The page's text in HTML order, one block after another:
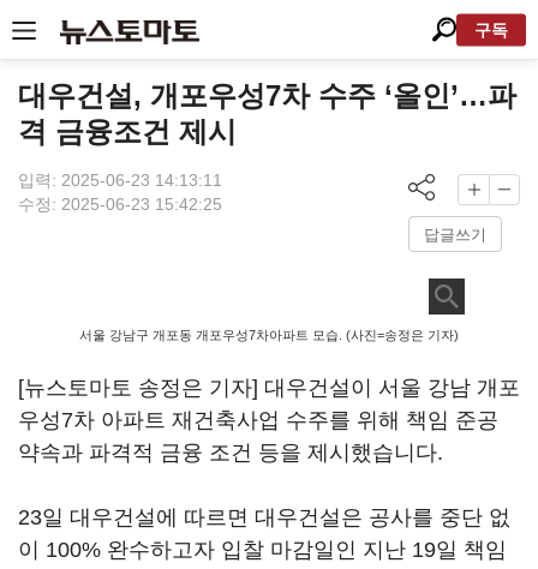
구독
대우건설, 개포우성7차 수주 ‘올인’…파
격 금융조건 제시
입력: 2025-06-23 14:13:11
수정: 2025-06-23 15:42:25
답글쓰기
서울 강남구 개포동 개포우성7차아파트 모습. (사진=송정은 기자)
[뉴스토마토 송정은 기자] 대우건설이 서울 강남 개포
우성7차 아파트 재건축사업 수주를 위해 책임 준공
약속과 파격적 금융 조건 등을 제시했습니다.
23일 대우건설에 따르면 대우건설은 공사를 중단 없
이 100% 완수하고자 입찰 마감일인 지난 19일 책임